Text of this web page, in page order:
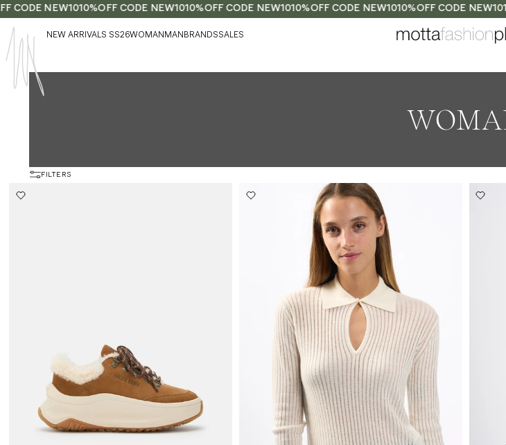
NEW1010%OFF CODE NEW1010%OFF CODE NEW1010%OFF CODE NEW1010%OFF CODE NEW10
NEW ARRIVALS SS26WOMAN MAN BRANDSSALES
FILTERS